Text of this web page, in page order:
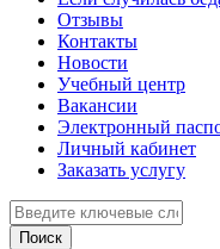
Отзывы
Контакты
Новости
Учебный центр
Вакансии
Электронный
Личный кабинет
Заказать услугу
Введите ключевые слова